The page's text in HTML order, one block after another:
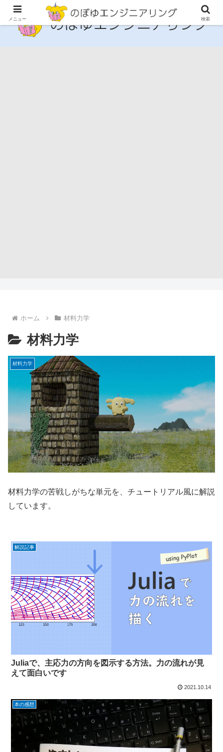
ホーム 材料力学
材料力学
材料力学
材料力学の苦戦しがちな単元を、チュートリアル風に解説
しています。
解説記事
Juliaで、主応力の方向を図示する方法。力の流れが見
えて面白いです
2021.10.14
本の感想
メニュー 検索